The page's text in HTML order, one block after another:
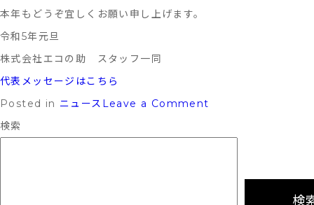
本年もどうぞ宜しくお願い申し上げます。
令和5年元旦
株式会社エコの助 スタッフ一同
代表メッセージはこちら
Posted in ニュース Leave a Comment
検索
検